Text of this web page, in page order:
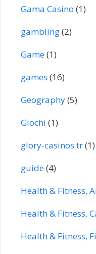
Gama Casino (1)
gambling(2)
Game(1)
games (16)
Geography(5)
Giochi (1)
glory-casinos tr(1)
guide(4)
Health & Fitness,
Health & Fitness,
Health & Fitness,